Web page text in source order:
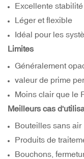
Excellente
Léger et flexible
Idéal pour les
Limites
Généralement
valeur de prime
Moins clair que le
Meilleurs cas
Bouteilles sans air
Produits de
Bouchons,